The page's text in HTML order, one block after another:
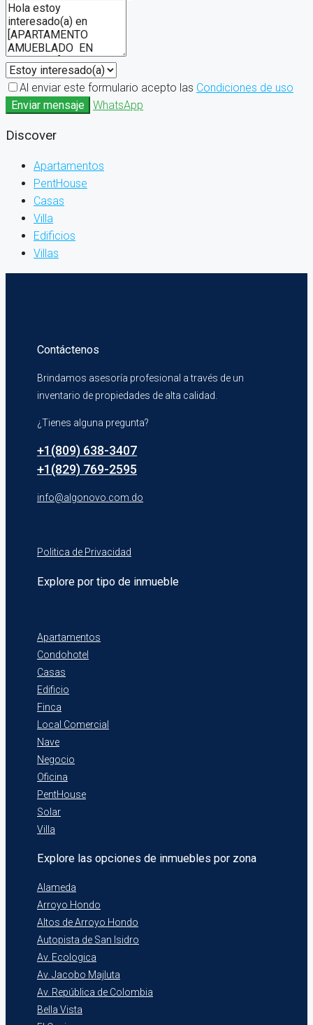
Al enviar este formulario acepto las Condiciones de uso
Enviar mensaje
WhatsApp
Discover
Apartamentos
PentHouse
Casas
Villa
Edificios
Villas
Contáctenos
Brindamos asesoría profesional a través de un
inventario de propiedades de alta calidad.
¿Tienes alguna pregunta?
+1(809) 638-3407
+1(829) 769-2595
info@algonovo.com.do
Politica de Privacidad
Explore por tipo de inmueble
Apartamentos
Condohotel
Casas
Edificio
Finca
Local Comercial
Nave
Negocio
Oficina
PentHouse
Solar
Villa
Explore las opciones de inmuebles por zona
Alameda
Arroyo Hondo
Altos de Arroyo Hondo
Autopista de San Isidro
Av. Ecologica
Av. Jacobo Majluta
Av. República de Colombia
Bella Vista